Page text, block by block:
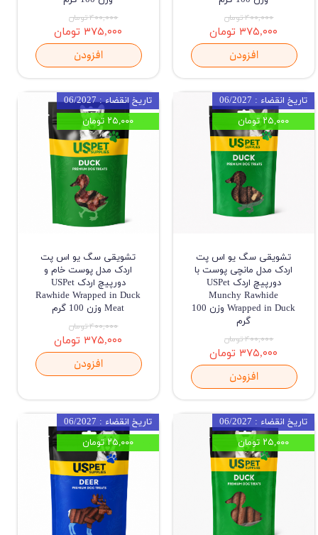
۴۰۰,۰۰۰ تومان
۳۷۵,۰۰۰ تومان
افزودن
۴۰۰,۰۰۰ تومان
۳۷۵,۰۰۰ تومان
افزودن
تشویقی سگ یو اس پت
اردک مدل مانچی پوست با
دورپیچ اردک USPet
Munchy Rawhide
Wrapped in Duck وزن 100
گرم
۴۰۰,۰۰۰ تومان
۳۷۵,۰۰۰ تومان
افزودن
تاریخ انقضاء : 06/2027
۲۵,۰۰۰ تومان
تشویقی سگ یو اس پت
اردک مدل پوست خام و
دورپیچ اردک USPet
Rawhide Wrapped in Duck
Meat وزن 100 گرم
۴۰۰,۰۰۰ تومان
۳۷۵,۰۰۰ تومان
افزودن
تاریخ انقضاء : 06/2027
۲۵,۰۰۰ تومان
تاریخ انقضاء : 06/2027
۲۵,۰۰۰ تومان
تاریخ انقضاء : 06/2027
۲۵,۰۰۰ تومان